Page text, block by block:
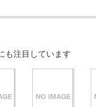
も注目しています